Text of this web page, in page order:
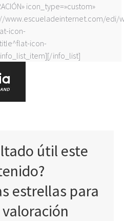
icon_type=»custom»
www.escueladeinternet.com/edi/
icon-
icon-
info_list]
útil este
estrellas para